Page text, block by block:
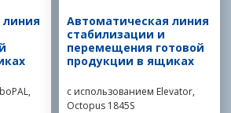
Автоматическая линия
стабилизации и
перемещения готовой
продукции в ящиках
с использованием Elevator,
Octopus 1845S